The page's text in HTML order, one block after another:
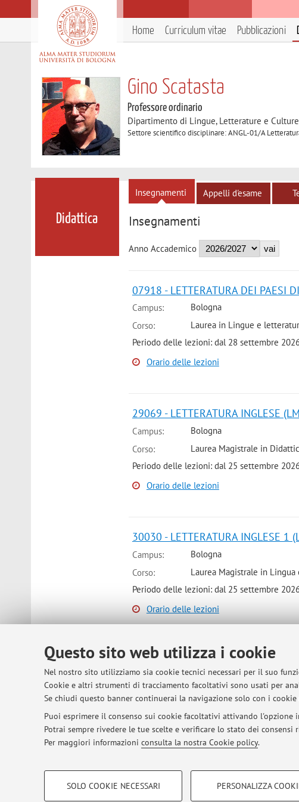
Questo sito web utilizza i cookie
Nel nostro sito utilizziamo sia cookie tecnici necessari per il suo
Cookie e altri strumenti di tracciamento facoltativi sono usati per
Se chiudi questo banner continuerai la navigazione solo con i cookie
Puoi esprimere il consenso sui cookie facoltativi attivando l'opzione
Potrai sempre rivedere le tue scelte e verificare lo stato dei
Per maggiori informazioni consulta la nostra Cookie policy.
COOKIE DI PROFILAZIONE - FACOLTATIVI
SOLO COOKIE NECESSARI PERSONALIZZA
Home Curriculum vitae Pubblicazioni
Gino Scatasta
Professore ordinario
Dipartimento di Lingue, Letterature e
Settore scientifico disciplinare: ANGL-01/A
Didattica
Insegnamenti Appelli d'esame
Insegnamenti
Anno Accademico
07918 - LETTERATURA DEI PAESI
Campus:
Bologna
Corso:
Laurea in Lingue e
Periodo delle lezioni: dal 28 settembre
Orario delle lezioni
29069 - LETTERATURA INGLESE
Campus:
Bologna
Corso:
Laurea Magistrale in
Periodo delle lezioni: dal 25 settembre
Orario delle lezioni
30030 - LETTERATURA INGLESE 1
Campus:
Bologna
Corso:
Laurea Magistrale in
Periodo delle lezioni: dal 25 settembre
Orario delle lezioni
30649 - LETTERATURA INGLESE 2
Campus:
Bologna
Corso:
Laurea Magistrale in
Periodo delle lezioni: dal 25 settembre
Orario delle lezioni
© 2026 - ALMA MATER STUDIORUM - Università